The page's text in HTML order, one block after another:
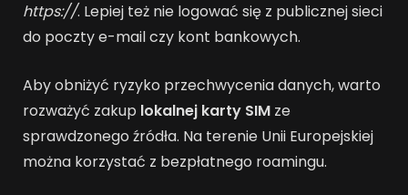
https://. Lepiej też nie logować się z publicznej sieci
do poczty e-mail czy kont bankowych.
Aby obniżyć ryzyko przechwycenia danych, warto
rozważyć zakup lokalnej karty SIM ze
sprawdzonego źródła. Na terenie Unii Europejskiej
można korzystać z bezpłatnego roamingu.